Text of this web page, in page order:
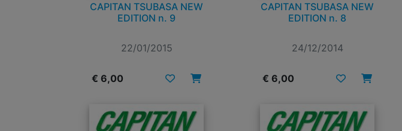
CAPITAN TSUBASA NEW
EDITION n. 9
22/01/2015
€ 6,00
CAPITAN TSUBASA NEW
EDITION n. 8
24/12/2014
€ 6,00